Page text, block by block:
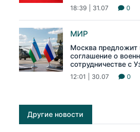
18:39 | 31.07 0
МИР
Москва предложит
соглашение о
сотрудничестве с
12:01 | 30.07 0
Другие новости